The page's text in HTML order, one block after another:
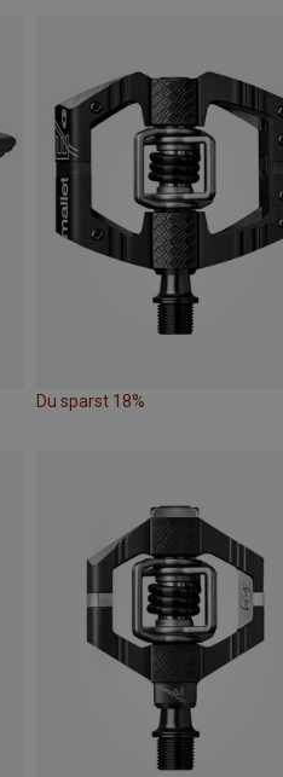
Du sparst 18%